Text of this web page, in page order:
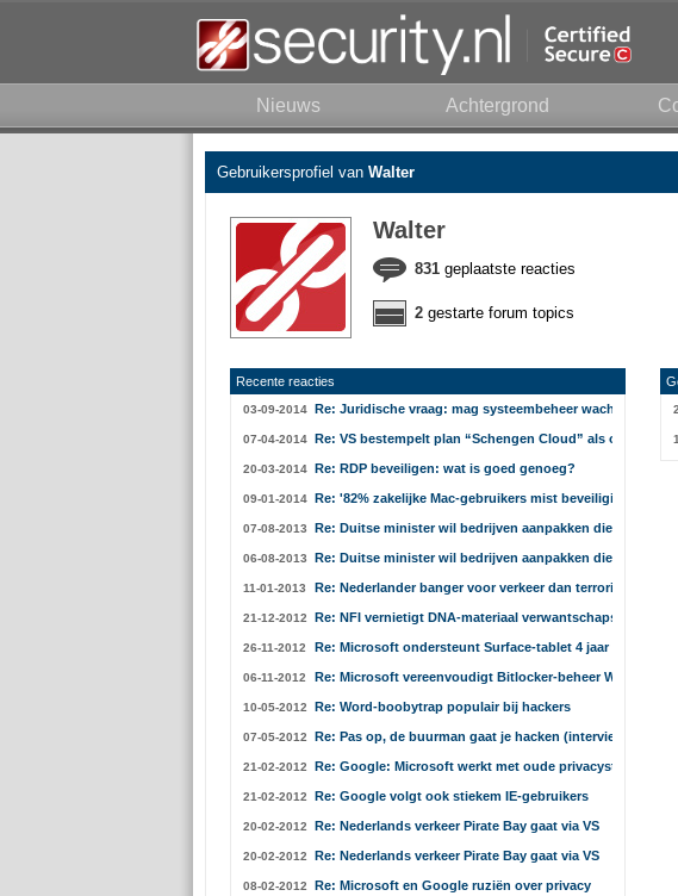
Nieuws Achtergrond
Gebruikersprofiel van Walter
Walter
831 geplaatste reacties
2 gestarte forum topics
Recente reacties
03-09-2014 Re: Juridische vraag: mag systeembeheer
07-04-2014 Re: VS bestempelt plan “Schengen Cloud” als oneerlijke
20-03-2014 Re: RDP beveiligen: wat is goed genoeg?
09-01-2014 Re: '82% zakelijke Mac-gebruikers mist
07-08-2013 Re: Duitse minister wil bedrijven aanpakken die NSA
06-08-2013 Re: Duitse minister wil bedrijven aanpakken die NSA
11-01-2013 Re: Nederlander banger voor verkeer dan terrorist
21-12-2012 Re: NFI vernietigt DNA-materiaal verwantschapsonderzoek
26-11-2012 Re: Microsoft ondersteunt Surface-tablet 4 jaar
06-11-2012 Re: Microsoft vereenvoudigt Bitlocker-beheer Windows
10-05-2012 Re: Word-boobytrap populair bij hackers
07-05-2012 Re: Pas op, de buurman gaat je hacken (interview)
21-02-2012 Re: Google: Microsoft werkt met oude privacystandaard
21-02-2012 Re: Google volgt ook stiekem IE-gebruikers
20-02-2012 Re: Nederlands verkeer Pirate Bay gaat via VS
20-02-2012 Re: Nederlands verkeer Pirate Bay gaat via VS
08-02-2012 Re: Microsoft en Google ruziën over privacy